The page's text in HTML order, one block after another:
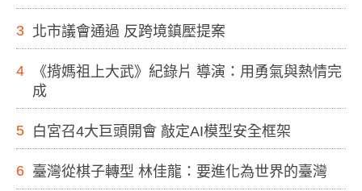
3 北市議會通過 反跨境鎮壓提案
4
《揹媽祖上大武》紀錄片 導演：用勇氣與熱情完
成
5 白宮召4大巨頭開會 敲定AI模型安全框架
6 臺灣從棋子轉型 林佳龍：要進化為世界的臺灣